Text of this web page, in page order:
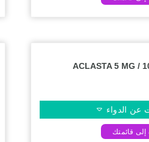
ACLASTA 5 MG /
عن الدواء